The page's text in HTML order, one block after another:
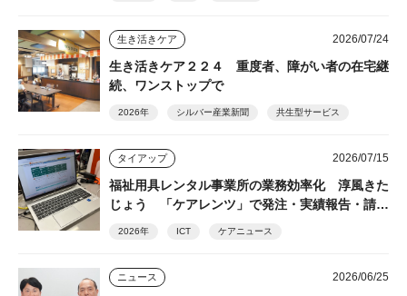
生き活きケア 2026/07/24
生き活きケア２２４ 重度者、障がい者の在宅継
続、ワンストップで
2026年 シルバー産業新聞 共生型サービス
タイアップ 2026/07/15
福祉用具レンタル事業所の業務効率化 淳風きた
じょう 「ケアレンツ」で発注・実績報告・請求
2026年 ICT ケアニュース
ニュース 2026/06/25